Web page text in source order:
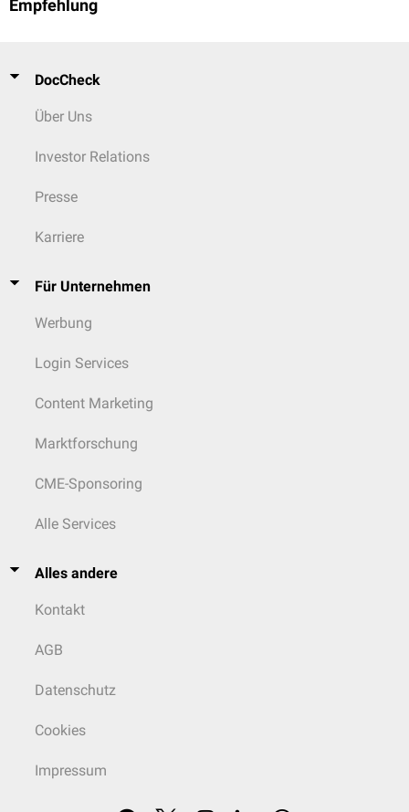
Empfehlung
DocCheck
Über Uns
Investor Relations
Presse
Karriere
Für Unternehmen
Werbung
Login Services
Content Marketing
Marktforschung
CME-Sponsoring
Alle Services
Alles andere
Kontakt
AGB
Datenschutz
Cookies
Impressum